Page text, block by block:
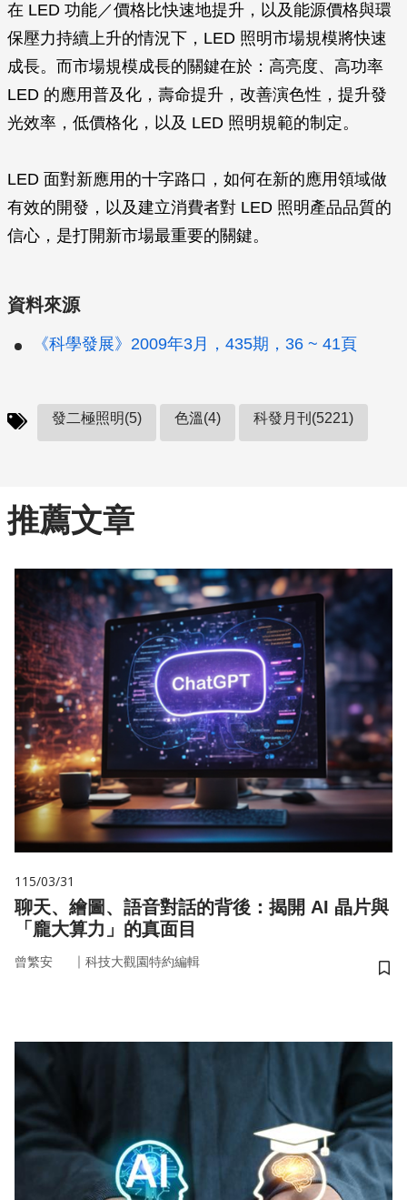
在 LED 功能／價格比快速地提升，以及能源價格與環
保壓力持續上升的情況下，LED 照明市場規模將快速
成長。而市場規模成長的關鍵在於：高亮度、高功率
LED 的應用普及化，壽命提升，改善演色性，提升發
光效率，低價格化，以及 LED 照明規範的制定。
LED 面對新應用的十字路口，如何在新的應用領域做
有效的開發，以及建立消費者對 LED 照明產品品質的
信心，是打開新市場最重要的關鍵。
資料來源
《科學發展》2009年3月，435期，36 ~ 41頁
發二極照明(5) 色溫(4) 科發月刊(5221)
推薦文章
115/03/31
聊天、繪圖、語音對話的背後：揭開 AI 晶片與
「龐大算力」的真面目
曾繁安 ｜ 科技大觀園特約編輯
儲